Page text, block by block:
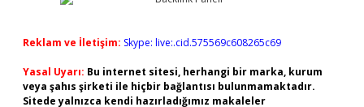
Reklam ve İletişim: Skype: live:.cid.575569c608265c69
Yasal Uyarı: Bu internet sitesi, herhangi bir marka, kurum
veya şahıs şirketi ile hiçbir bağlantısı bulunmamaktadır.
Sitede yalnızca kendi hazırladığımız makaleler